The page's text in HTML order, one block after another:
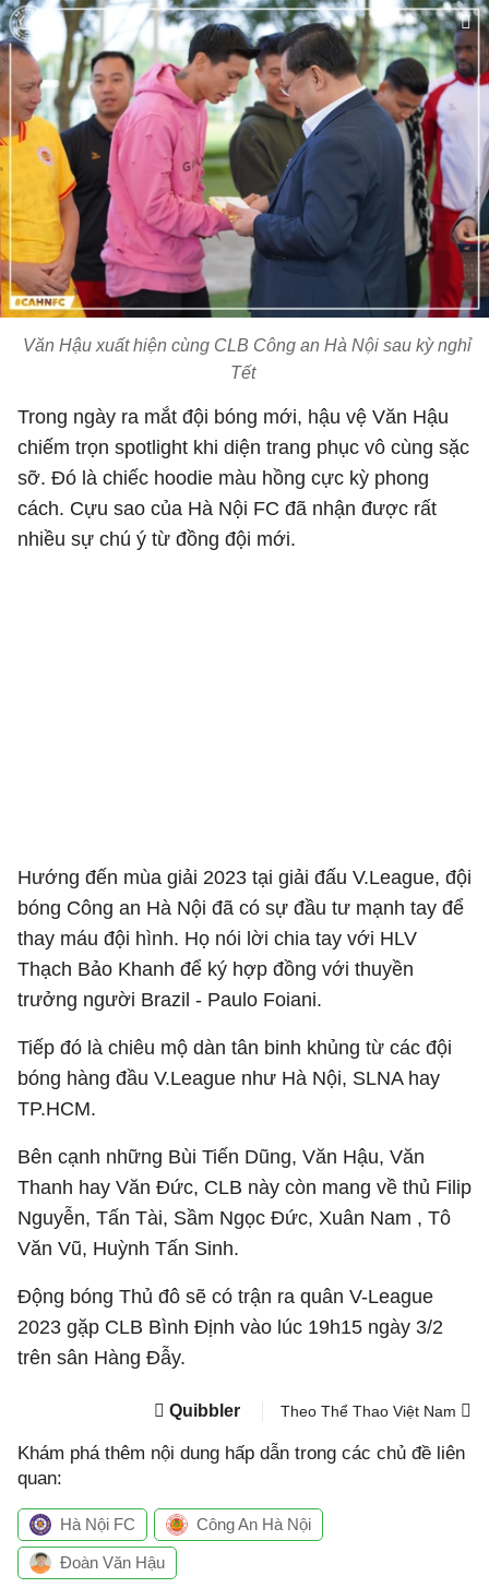
Văn Hậu xuất hiện cùng CLB Công an Hà Nội sau kỳ nghỉ
Tết
Trong ngày ra mắt đội bóng mới, hậu vệ Văn Hậu
chiếm trọn spotlight khi diện trang phục vô cùng sặc
sỡ. Đó là chiếc hoodie màu hồng cực kỳ phong
cách. Cựu sao của Hà Nội FC đã nhận được rất
nhiều sự chú ý từ đồng đội mới.
Hướng đến mùa giải 2023 tại giải đấu V.League, đội
bóng Công an Hà Nội đã có sự đầu tư mạnh tay để
thay máu đội hình. Họ nói lời chia tay với HLV
Thạch Bảo Khanh để ký hợp đồng với thuyền
trưởng người Brazil - Paulo Foiani.
Tiếp đó là chiêu mộ dàn tân binh khủng từ các đội
bóng hàng đầu V.League như Hà Nội, SLNA hay
TP.HCM.
Bên cạnh những Bùi Tiến Dũng, Văn Hậu, Văn
Thanh hay Văn Đức, CLB này còn mang về thủ Filip
Nguyễn, Tấn Tài, Sầm Ngọc Đức, Xuân Nam , Tô
Văn Vũ, Huỳnh Tấn Sinh.
Động bóng Thủ đô sẽ có trận ra quân V-League
2023 gặp CLB Bình Định vào lúc 19h15 ngày 3/2
trên sân Hàng Đẫy.
Quibbler Theo Thể Thao Việt Nam
Khám phá thêm nội dung hấp dẫn trong các chủ đề liên
quan:
Hà Nội FC Công An Hà Nội
Đoàn Văn Hậu